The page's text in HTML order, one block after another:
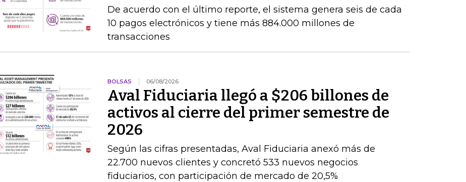
De acuerdo con el último reporte, el sistema genera seis de cada
10 pagos electrónicos y tiene más 884.000 millones de
transacciones
BOLSAS 06/08/2026
Aval Fiduciaria llegó a $206 billones de
activos al cierre del primer semestre de
2026
Según las cifras presentadas, Aval Fiduciaria anexó más de
22.700 nuevos clientes y concretó 533 nuevos negocios
fiduciarios, con participación de mercado de 20,5%